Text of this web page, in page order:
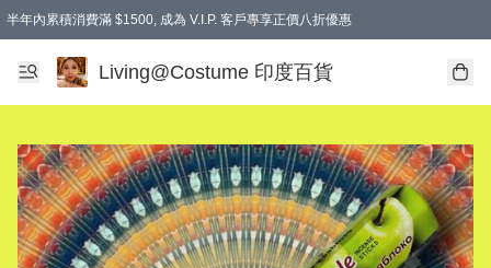
半年內累積消費滿 $1500, 成為 V.I.P. 客戶專享正價八折優惠
滿$600免本地運費
Living@Costume 印度百貨